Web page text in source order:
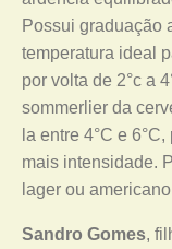
Possui graduação
temperatura ideal
por volta de 2°c a
sommerlier da
la entre 4°C e
mais intensidade.
lager ou
Sandro Gomes,